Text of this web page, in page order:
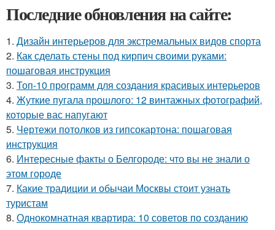
Последние обновления на сайте:
1. Дизайн интерьеров для экстремальных видов спорта
2. Как сделать стены под кирпич своими руками:
пошаговая инструкция
3. Топ-10 программ для создания красивых интерьеров
4. Жуткие пугала прошлого: 12 винтажных фотографий,
которые вас напугают
5. Чертежи потолков из гипсокартона: пошаговая
инструкция
6. Интересные факты о Белгороде: что вы не знали о
этом городе
7. Какие традиции и обычаи Москвы стоит узнать
туристам
8. Однокомнатная квартира: 10 советов по созданию